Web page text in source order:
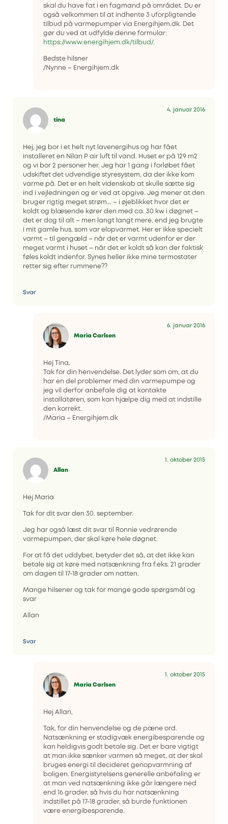
skal du have fat i en fagmand på området. Du er
også velkommen til at indhente 3 uforpligtende
tilbud på varmepumper via Energihjem.dk. Det
gør du ved at udfylde denne formular:
https://www.energihjem.dk/tilbud/.
Bedste hilsner
/Nynne – Energihjem.dk
tina
4. januar 2016
Hej, jeg bor i et helt nyt lavenergihus og har fået
installeret en Nilan P air luft til vand. Huset er på 129 m2
og vi bor 2 personer her. Jeg har 1 gang i forløbet fået
udskiftet det udvendige styresystem, da der ikke kom
varme på. Det er en helt videnskab at skulle sætte sig
ind i vejledningen og er ved at opgive. Jeg mener at den
bruger rigtig meget strøm…. – i øjeblikket hvor det er
koldt og blæsende kører den med ca. 30 kw i døgnet –
det er dog til alt – men langt langt mere, end jeg brugte
i mit gamle hus, som var elopvarmet. Her er ikke specielt
varmt – til gengæld – når det er varmt udenfor er der
meget varmt i huset – når det er koldt så kan der faktisk
føles koldt indenfor. Synes heller ikke mine termostater
retter sig efter rummene??
Svar
Maria Carlsen
6. januar 2016
Hej Tina,
Tak for din henvendelse. Det lyder som om, at du
har en del problemer med din varmepumpe og
jeg vil derfor anbefale dig at kontakte
installatøren, som kan hjælpe dig med at indstille
den korrekt.
/Maria – Energihjem.dk
Allan
1. oktober 2015
Hej Maria
Tak for dit svar den 30. september.
Jeg har også læst dit svar til Ronnie vedrørende
varmepumpen, der skal køre hele døgnet.
For at få det uddybet, betyder det så, at det ikke kan
betale sig at køre med natsænkning fra f.eks. 21 grader
om dagen til 17-18 grader om natten.
Mange hilsener og tak for mange gode spørgsmål og
svar
Allan
Svar
Maria Carlsen
1. oktober 2015
Hej Allan,
Tak, for din henvendelse og de pæne ord.
Natsænkning er stadigvæk energibesparende og
kan heldigvis godt betale sig. Det er bare vigtigt
at man ikke sænker varmen så meget, at der skal
bruges energi til decideret genopvarmning af
boligen. Energistyrelsens generelle anbefaling er
at man ved natsænkning ikke går længere ned
end 16 grader, så hvis du har natsænkning
indstillet på 17-18 grader, så burde funktionen
være energibesparende.